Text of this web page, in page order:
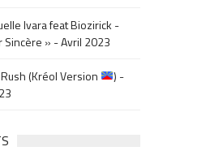
Ivara feat Biozirick -
Sincère » - Avril 2023
(Kréol Version
) -